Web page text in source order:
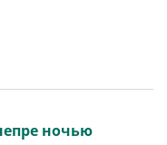
ночью